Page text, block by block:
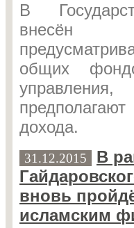
В
внесён
общих
дохода.
31.12.2015
В
вновь
исламским